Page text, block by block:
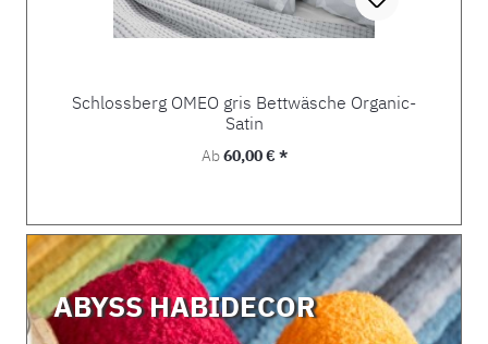
Schlossberg OMEO gris Bettwäsche Organic-
Satin
Regulärer Preis:
Ab60,00 € *
ABYSS HABIDECOR